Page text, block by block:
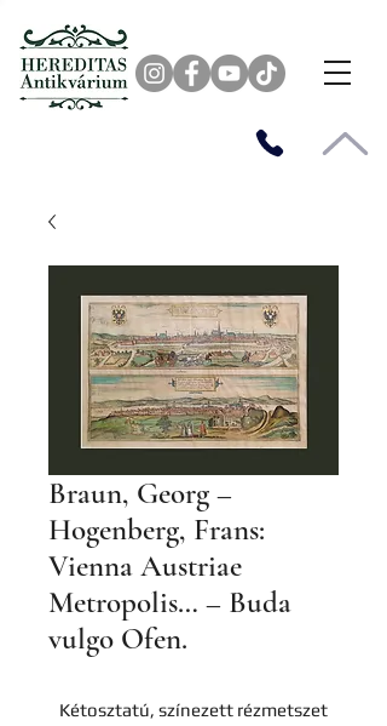
Braun, Georg –
Hogenberg, Frans:
Vienna Austriae
Metropolis… – Buda
vulgo Ofen.
Kétosztatú, színezett rézmetszet